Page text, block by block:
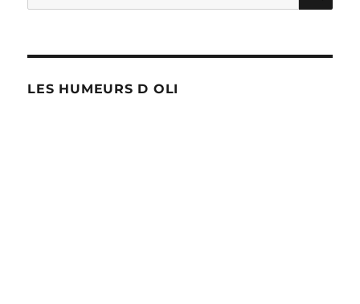
pour :
LES HUMEURS D OLI